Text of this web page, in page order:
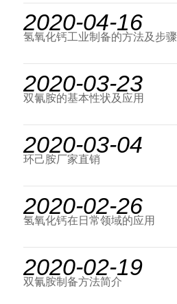
2020-04-16
氢氧化钙工业制备的方法及步骤
2020-03-23
双氰胺的基本性状及应用
2020-03-04
环己胺厂家直销
2020-02-26
氢氧化钙在日常领域的应用
2020-02-19
双氰胺制备方法简介